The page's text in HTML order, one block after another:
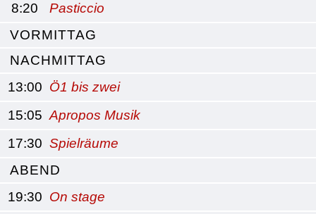
8:20
Pasticcio
VORMITTAG
NACHMITTAG
13:00 Ö1 bis zwei
15:05 Apropos Musik
17:30 Spielräume
ABEND
19:30 On stage